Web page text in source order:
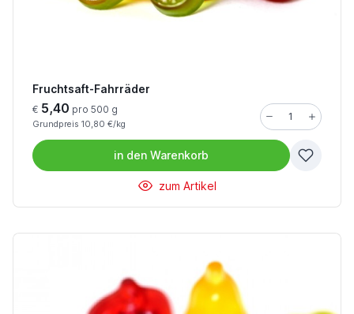
Fruchtsaft-Fahrräder
€ 5,40 pro 500 g
Grundpreis 10,80 €/kg
in den Warenkorb
zum Artikel